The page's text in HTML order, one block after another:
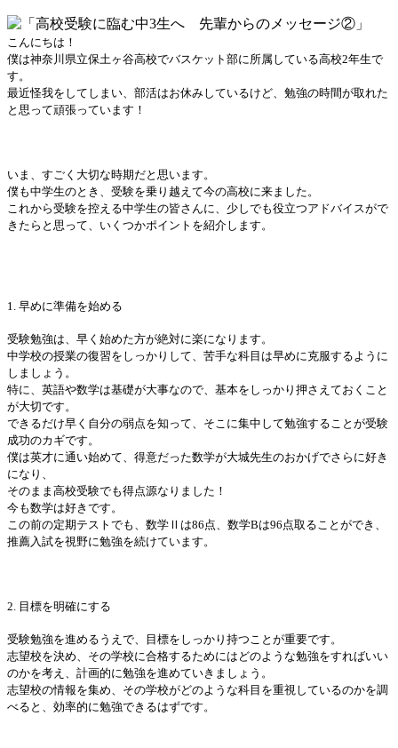
こんにちは！
僕は神奈川県立保土ヶ谷高校でバスケット部に所属している高校2年生で
す。
最近怪我をしてしまい、部活はお休みしているけど、勉強の時間が取れた
と思って頑張っています！
いま、すごく大切な時期だと思います。
僕も中学生のとき、受験を乗り越えて今の高校に来ました。
これから受験を控える中学生の皆さんに、少しでも役立つアドバイスがで
きたらと思って、いくつかポイントを紹介します。
1. 早めに準備を始める
受験勉強は、早く始めた方が絶対に楽になります。
中学校の授業の復習をしっかりして、苦手な科目は早めに克服するように
しましょう。
特に、英語や数学は基礎が大事なので、基本をしっかり押さえておくこと
が大切です。
できるだけ早く自分の弱点を知って、そこに集中して勉強することが受験
成功のカギです。
僕は英才に通い始めて、得意だった数学が大城先生のおかげでさらに好き
になり、
そのまま高校受験でも得点源なりました！
今も数学は好きです。
この前の定期テストでも、数学Ⅱは86点、数学Bは96点取ることができ、
推薦入試を視野に勉強を続けています。
2. 目標を明確にする
受験勉強を進めるうえで、目標をしっかり持つことが重要です。
志望校を決め、その学校に合格するためにはどのような勉強をすればいい
のかを考え、計画的に勉強を進めていきましょう。
志望校の情報を集め、その学校がどのような科目を重視しているのかを調
べると、効率的に勉強できるはずです。